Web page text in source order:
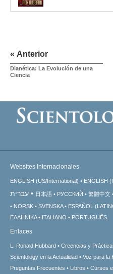
« Anterior
Dianética: La Evolución de una
Ciencia
Websites Internacionales
ENGLISH (US/International) ENGLISH
עברית 日本語 РУССКИЙ 繁體中文
NORSK
SVENSKA ESPAÑOL
ΕΛΛΗΝΙΚA
ITALIANO PORTUGUÊS
Enlaces
L. Ronald Hubbard Creencias y
Scientology en la Actualidad
Voz para la
Preguntas Frecuentes
Libros Cursos